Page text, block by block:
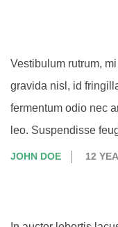
Vestibulum rutrum,
gravida nisl, id
fermentum odio nec
leo. Suspendisse
JOHN DOE 12